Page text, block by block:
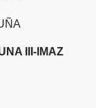
III-IMAZ